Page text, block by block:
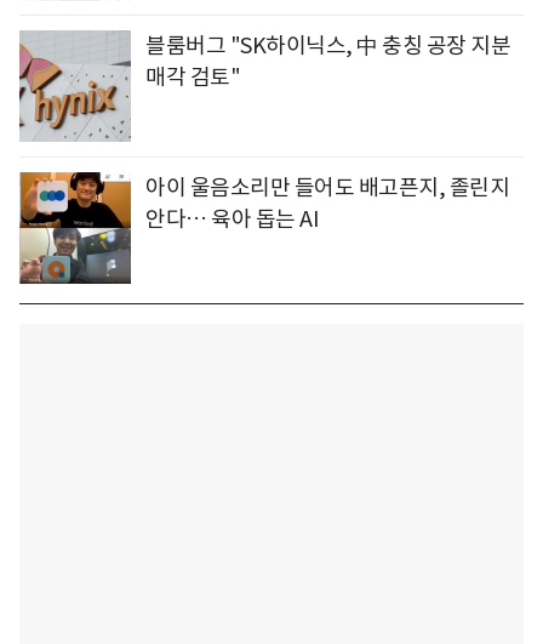
블룸버그 "SK하이닉스, 中 충칭 공장 지분
매각 검토"
아이 울음소리만 들어도 배고픈지, 졸린지
안다… 육아 돕는 AI